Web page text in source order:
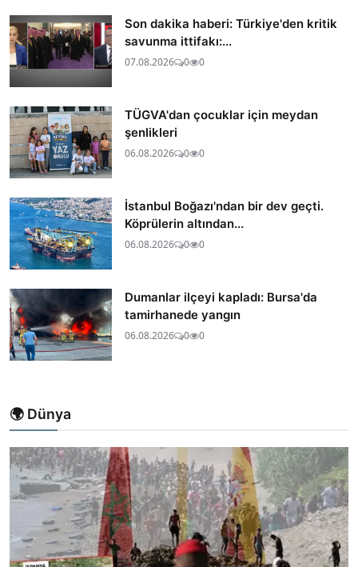
Son dakika haberi: Türkiye'den kritik
savunma ittifakı:...
07.08.2026 0 0
TÜGVA'dan çocuklar için meydan
şenlikleri
06.08.2026 0 0
İstanbul Boğazı'ndan bir dev geçti.
Köprülerin altından...
06.08.2026 0 0
Dumanlar ilçeyi kapladı: Bursa'da
tamirhanede yangın
06.08.2026 0 0
🌍 Dünya